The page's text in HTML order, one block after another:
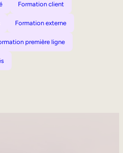
Formation client
Formation externe
première ligne